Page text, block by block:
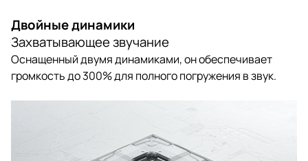
Двойные динамики
Захватывающее звучание
Оснащенный двумя динамиками, он обеспечивает
громкость до 300% для полного погружения в звук.